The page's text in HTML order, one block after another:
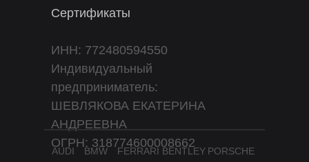
ИНН: 772480594550
Индивидуальный
предприниматель:
ШЕВЛЯКОВА ЕКАТЕРИНА
АНДРЕЕВНА
ОГРН: 318774600008662
Сертификаты
AUDI BMW FERRARI BENTLEY PORSCHE